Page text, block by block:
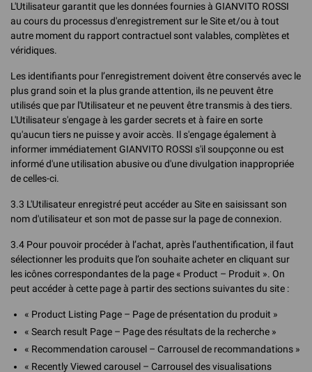
L'Utilisateur garantit que les données fournies à GIANVITO ROSSI
au cours du processus d'enregistrement sur le Site et/ou à tout
autre moment du rapport contractuel sont valables, complètes et
véridiques.
Les identifiants pour l’enregistrement doivent être conservés avec le
plus grand soin et la plus grande attention, ils ne peuvent être
utilisés que par l'Utilisateur et ne peuvent être transmis à des tiers.
L'Utilisateur s'engage à les garder secrets et à faire en sorte
qu'aucun tiers ne puisse y avoir accès. Il s'engage également à
informer immédiatement GIANVITO ROSSI s'il soupçonne ou est
informé d'une utilisation abusive ou d'une divulgation inappropriée
de celles-ci.
3.3 L'Utilisateur enregistré peut accéder au Site en saisissant son
nom d'utilisateur et son mot de passe sur la page de connexion.
3.4 Pour pouvoir procéder à l’achat, après l’authentification, il faut
sélectionner les produits que l’on souhaite acheter en cliquant sur
les icônes correspondantes de la page « Product – Produit ». On
peut accéder à cette page à partir des sections suivantes du site :
« Product Listing Page – Page de présentation du produit »
« Search result Page – Page des résultats de la recherche »
« Recommendation carousel – Carrousel de recommandations »
« Recently Viewed carousel – Carrousel des visualisations